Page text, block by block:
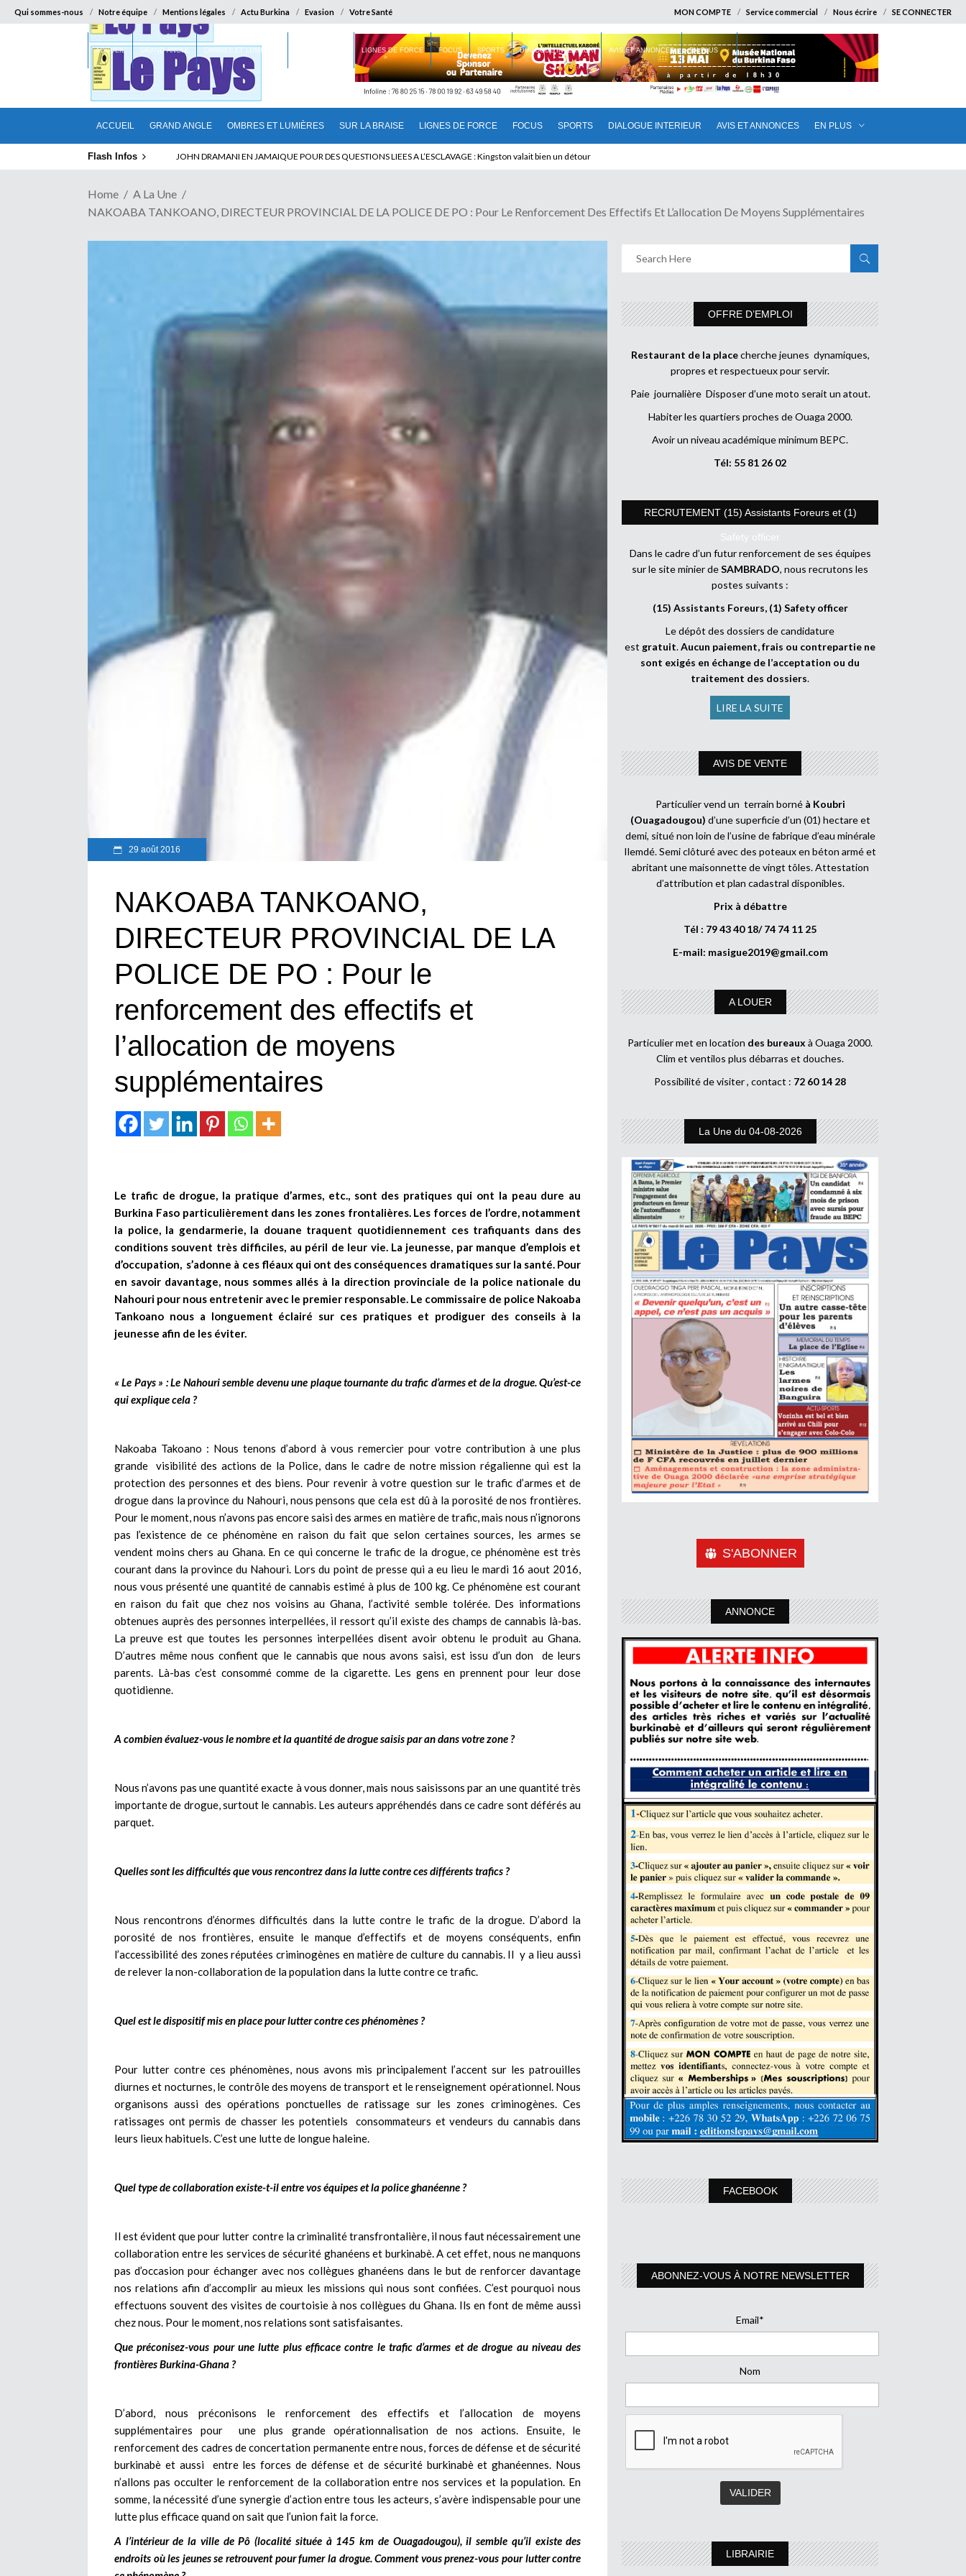
Qui sommes-nous Notre équipe Mentions légales Actu Burkina Evasion Votre Santé MON COMPTE Service commercial Nous écrire SE CONNECTER
ACCUEIL GRAND ANGLE OMBRES ET LUMIÈRES SUR LA BRAISE LIGNES DE FORCE FOCUS SPORTS DIALOGUE INTERIEUR AVIS ET ANNONCES EN PLUS
ACCUEIL GRAND ANGLE OMBRES ET LUMIÈRES LIGNES DE FORCE FOCUS SPORTS DIALOGUE INTERIEUR AVIS ET ANNONCES EN PLUS
Flash Infos JOHN DRAMANI EN JAMAIQUE POUR DES QUESTIONS LIEES A L’ESCLAVAGE : Kingston valait bien un détour
Home
A La Une
NAKOABA TANKOANO, DIRECTEUR PROVINCIAL DE LA POLICE DE PO : Pour Le Renforcement Des Effectifs Et L’allocation De Moyens Supplémentaires
29 août 2016
NAKOABA TANKOANO,
DIRECTEUR PROVINCIAL DE LA
POLICE DE PO : Pour le
renforcement des effectifs et
l’allocation de moyens
supplémentaires
Le trafic de drogue, la pratique d’armes, etc., sont des pratiques qui ont la peau dure au
Burkina Faso particulièrement dans les zones frontalières. Les forces de l’ordre, notamment
la police, la gendarmerie, la douane traquent quotidiennement ces trafiquants dans des
conditions souvent très difficiles, au péril de leur vie. La jeunesse, par manque d’emplois et
d’occupation, s’adonne à ces fléaux qui ont des conséquences dramatiques sur la santé. Pour
en savoir davantage, nous sommes allés à la direction provinciale de la police nationale du
Nahouri pour nous entretenir avec le premier responsable. Le commissaire de police Nakoaba
Tankoano nous a longuement éclairé sur ces pratiques et prodiguer des conseils à la
jeunesse afin de les éviter.
« Le Pays » : Le Nahouri semble devenu une plaque tournante du trafic d’armes et de la drogue. Qu’est-ce
qui explique cela ?
Nakoaba Takoano : Nous tenons d’abord à vous remercier pour votre contribution à une plus
grande visibilité des actions de la Police, dans le cadre de notre mission régalienne qui est la
protection des personnes et des biens. Pour revenir à votre question sur le trafic d’armes et de
drogue dans la province du Nahouri, nous pensons que cela est dû à la porosité de nos frontières.
Pour le moment, nous n’avons pas encore saisi des armes en matière de trafic, mais nous n’ignorons
pas l’existence de ce phénomène en raison du fait que selon certaines sources, les armes se
vendent moins chers au Ghana. En ce qui concerne le trafic de la drogue, ce phénomène est très
courant dans la province du Nahouri. Lors du point de presse qui a eu lieu le mardi 16 aout 2016,
nous vous présenté une quantité de cannabis estimé à plus de 100 kg. Ce phénomène est courant
en raison du fait que chez nos voisins au Ghana, l’activité semble tolérée. Des informations
obtenues auprès des personnes interpellées, il ressort qu’il existe des champs de cannabis là-bas.
La preuve est que toutes les personnes interpellées disent avoir obtenu le produit au Ghana.
D’autres même nous confient que le cannabis que nous avons saisi, est issu d’un don de leurs
parents. Là-bas c’est consommé comme de la cigarette. Les gens en prennent pour leur dose
quotidienne.
A combien évaluez-vous le nombre et la quantité de drogue saisis par an dans votre zone ?
Nous n’avons pas une quantité exacte à vous donner, mais nous saisissons par an une quantité très
importante de drogue, surtout le cannabis. Les auteurs appréhendés dans ce cadre sont déférés au
parquet.
Quelles sont les difficultés que vous rencontrez dans la lutte contre ces différents trafics ?
Nous rencontrons d’énormes difficultés dans la lutte contre le trafic de la drogue. D’abord la
porosité de nos frontières, ensuite le manque d’effectifs et de moyens conséquents, enfin
l’accessibilité des zones réputées criminogènes en matière de culture du cannabis. Il y a lieu aussi
de relever la non-collaboration de la population dans la lutte contre ce trafic.
Quel est le dispositif mis en place pour lutter contre ces phénomènes ?
Pour lutter contre ces phénomènes, nous avons mis principalement l’accent sur les patrouilles
diurnes et nocturnes, le contrôle des moyens de transport et le renseignement opérationnel. Nous
organisons aussi des opérations ponctuelles de ratissage sur les zones criminogènes. Ces
ratissages ont permis de chasser les potentiels consommateurs et vendeurs du cannabis dans
leurs lieux habituels. C’est une lutte de longue haleine.
Quel type de collaboration existe-t-il entre vos équipes et la police ghanéenne ?
Il est évident que pour lutter contre la criminalité transfrontalière, il nous faut nécessairement une
collaboration entre les services de sécurité ghanéens et burkinabè. A cet effet, nous ne manquons
pas d’occasion pour échanger avec nos collègues ghanéens dans le but de renforcer davantage
nos relations afin d’accomplir au mieux les missions qui nous sont confiées. C’est pourquoi nous
effectuons souvent des visites de courtoisie à nos collègues du Ghana. Ils en font de même aussi
chez nous. Pour le moment, nos relations sont satisfaisantes.
Que préconisez-vous pour une lutte plus efficace contre le trafic d’armes et de drogue au niveau des
frontières Burkina-Ghana ?
D’abord, nous préconisons le renforcement des effectifs et l’allocation de moyens
supplémentaires pour une plus grande opérationnalisation de nos actions. Ensuite, le
renforcement des cadres de concertation permanente entre nous, forces de défense et de sécurité
burkinabè et aussi entre les forces de défense et de sécurité burkinabè et ghanéennes. Nous
n’allons pas occulter le renforcement de la collaboration entre nos services et la population. En
somme, la nécessité d’une synergie d’action entre tous les acteurs, s’avère indispensable pour une
lutte plus efficace quand on sait que l’union fait la force.
A l’intérieur de la ville de Pô (localité située à 145 km de Ouagadougou), il semble qu’il existe des
endroits où les jeunes se retrouvent pour fumer la drogue. Comment vous prenez-vous pour lutter contre
OFFRE D’EMPLOI
Restaurant de la placecherche jeunes dynamiques,
propres et respectueux pour servir.
Paie journalière Disposer d’une moto serait un atout.
Habiter les quartiers proches de Ouaga 2000.
Avoir un niveau académique minimum BEPC.
Tél: 55 81 26 02
RECRUTEMENT (15) Assistants Foreurs et (1)
Safety officer
Dans le cadre d’un futur renforcement de ses équipes
sur le site minier deSAMBRADO, nous recrutons les
postes suivants :
(15) Assistants Foreurs, (1) Safety officer
Le dépôt des dossiers de candidature
est gratuit.Aucun paiement, frais ou contrepartie ne
sont exigés en échange de l’acceptation ou du
traitement des dossiers.
LIRE LA SUITE
AVIS DE VENTE
Particulier vend un terrain borné à Koubri
(Ouagadougou) d’une superficie d’un (01) hectare et
demi, situé non loin de l’usine de fabrique d’eau minérale
Ilemdé. Semi clôturé avec des poteaux en béton armé et
abritant une maisonnette de vingt tôles. Attestation
d’attribution et plan cadastral disponibles.
Prix à débattre
Tél : 79 43 40 18/ 74 74 11 25
E-mail: masigue2019@gmail.com
A LOUER
Particulier met en location des bureaux à Ouaga 2000.
Clim et ventilos plus débarras et douches.
Possibilité de visiter , contact : 72 60 14 28
La Une du 04-08-2026
S'ABONNER
ANNONCE
FACEBOOK
ABONNEZ-VOUS À NOTRE NEWSLETTER
Email*
Nom
LIBRAIRIE